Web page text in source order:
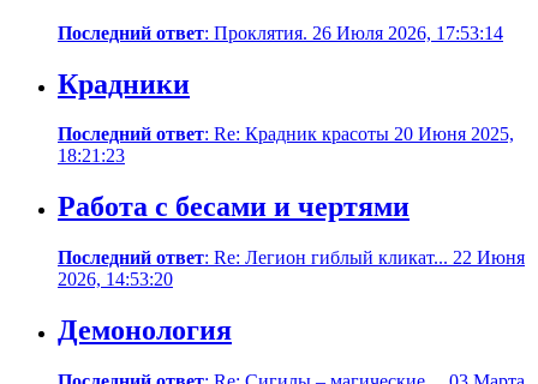
Последний ответ: Проклятия. 26 Июля 2026, 17:53:14
Крадники
Последний ответ: Re: Крадник красоты 20 Июня 2025,
18:21:23
Работа с бесами и чертями
Последний ответ: Re: Легион гиблый кликат... 22 Июня
2026, 14:53:20
Демонология